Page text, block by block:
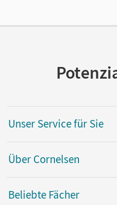
Unser Service für Sie
Über Cornelsen
Beliebte Fächer